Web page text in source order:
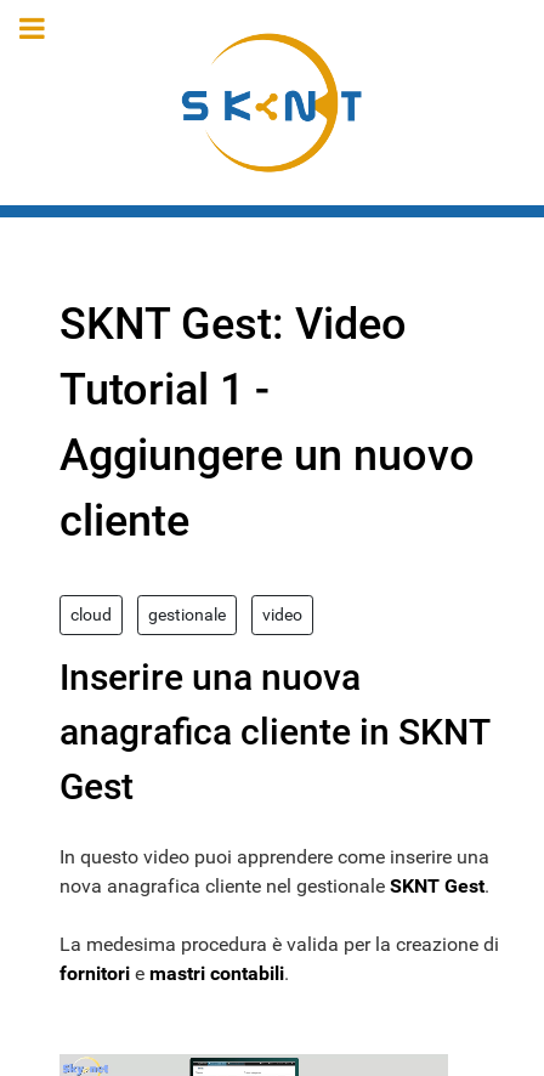
SKNT Gest: Video
Tutorial 1 -
Aggiungere un nuovo
cliente
cloud gestionale video
Inserire una nuova
anagrafica cliente in SKNT
Gest
In questo video puoi apprendere come inserire una
nova anagrafica cliente nel gestionale SKNT Gest.
La medesima procedura è valida per la creazione di
fornitori e mastri contabili.